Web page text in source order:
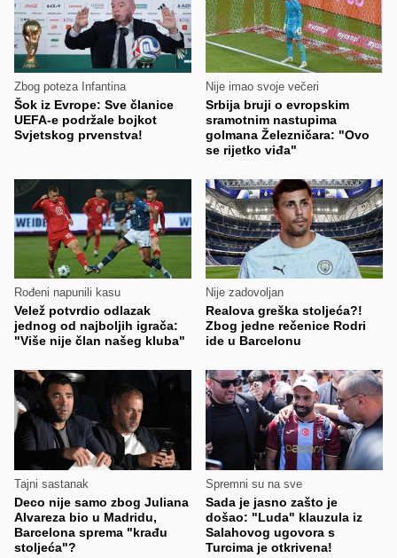
Zbog poteza Infantina
Šok iz Evrope: Sve članice
UEFA-e podržale bojkot
Svjetskog prvenstva!
Nije imao svoje večeri
Srbija bruji o evropskim
sramotnim nastupima
golmana Železničara: "Ovo
se rijetko viđa"
Rođeni napunili kasu
Velež potvrdio odlazak
jednog od najboljih igrača:
"Više nije član našeg kluba"
Nije zadovoljan
Realova greška stoljeća?!
Zbog jedne rečenice Rodri
ide u Barcelonu
Tajni sastanak
Deco nije samo zbog Juliana
Alvareza bio u Madridu,
Barcelona sprema "krađu
stoljeća"?
Spremni su na sve
Sada je jasno zašto je
došao: "Luda" klauzula iz
Salahovog ugovora s
Turcima je otkrivena!